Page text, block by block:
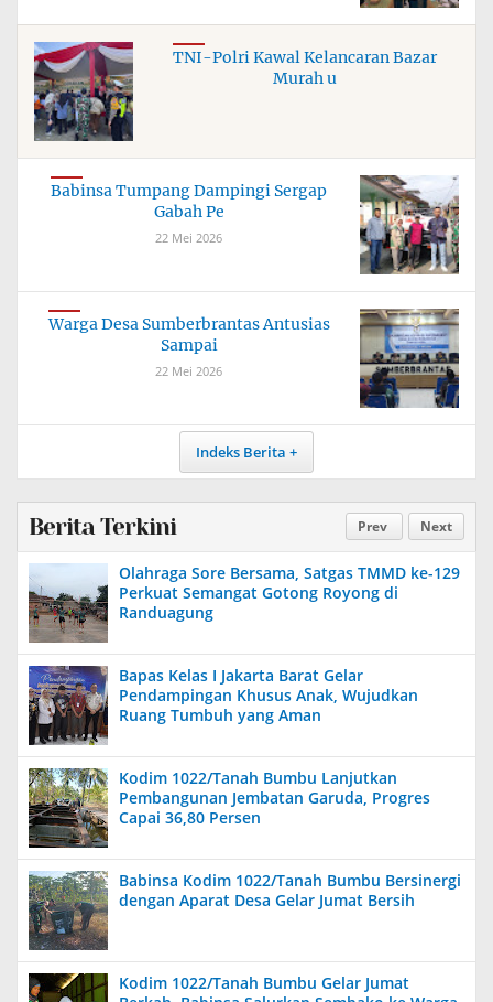
TNI-Polri Kawal Kelancaran Bazar
Murah u
Babinsa Tumpang Dampingi Sergap
Gabah Pe
22 Mei 2026
Warga Desa Sumberbrantas Antusias
Sampai
22 Mei 2026
Indeks Berita
Prev Next
Berita Terkini
Olahraga Sore Bersama, Satgas TMMD ke-129
Perkuat Semangat Gotong Royong di
Randuagung
Bapas Kelas I Jakarta Barat Gelar
Pendampingan Khusus Anak, Wujudkan
Ruang Tumbuh yang Aman
Kodim 1022/Tanah Bumbu Lanjutkan
Pembangunan Jembatan Garuda, Progres
Capai 36,80 Persen
Babinsa Kodim 1022/Tanah Bumbu Bersinergi
dengan Aparat Desa Gelar Jumat Bersih
Kodim 1022/Tanah Bumbu Gelar Jumat